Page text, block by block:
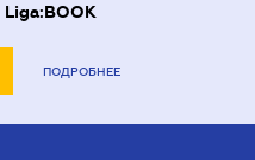
Liga:BOOK
ПОДРОБНЕЕ